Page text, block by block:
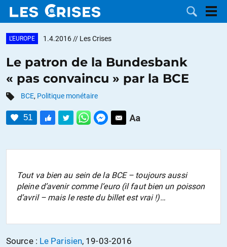
DOSSIERS
CATÉGORIES
CONTACTER
FAIRE UN
L'EUROPE 1.4.2016 // Les Crises
Le patron de la Bundesbank
« pas convaincu » par la BCE
BCE, Politique monétaire
51
Tout va bien au sein de la BCE – toujours aussi
pleine d’avenir comme l’euro (il faut bien un poisson
d’avril – mais le reste du billet est vrai !)…
Source : Le Parisien, 19-03-2016